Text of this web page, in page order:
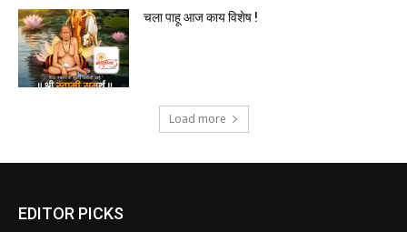
चला पाहू आज काय विशेष !
Load more
EDITOR PICKS